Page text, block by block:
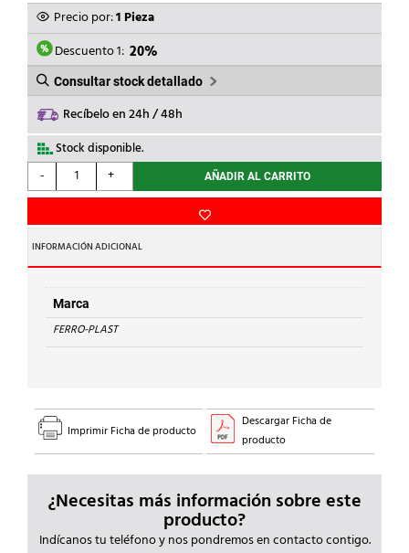
ORIGINAL
ERA:
17,96€.
ACTUAL
ES:
14,37€.
Precio por:1 Pieza
Descuento 1: 20%
Consultar stock detallado
Recíbelo en 24h / 48h
Stock disponible.
-
FERRO-
PLAST
TUB.PVC
1m
d.125
S.-
B-
cantidad
+ AÑADIR AL CARRITO
INFORMACIÓN ADICIONAL
Marca
FERRO-PLAST
Imprimir Ficha de producto
Descargar Ficha de
producto
¿Necesitas más información sobre este
producto?
Indícanos tu teléfono y nos pondremos en contacto contigo.